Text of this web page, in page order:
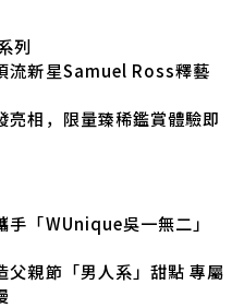
列
流新星Samuel Ross釋藝
亮相，限量臻稀鑑賞體驗即
手「WUnique吳一無二」
父親節「男人系」甜點 專屬